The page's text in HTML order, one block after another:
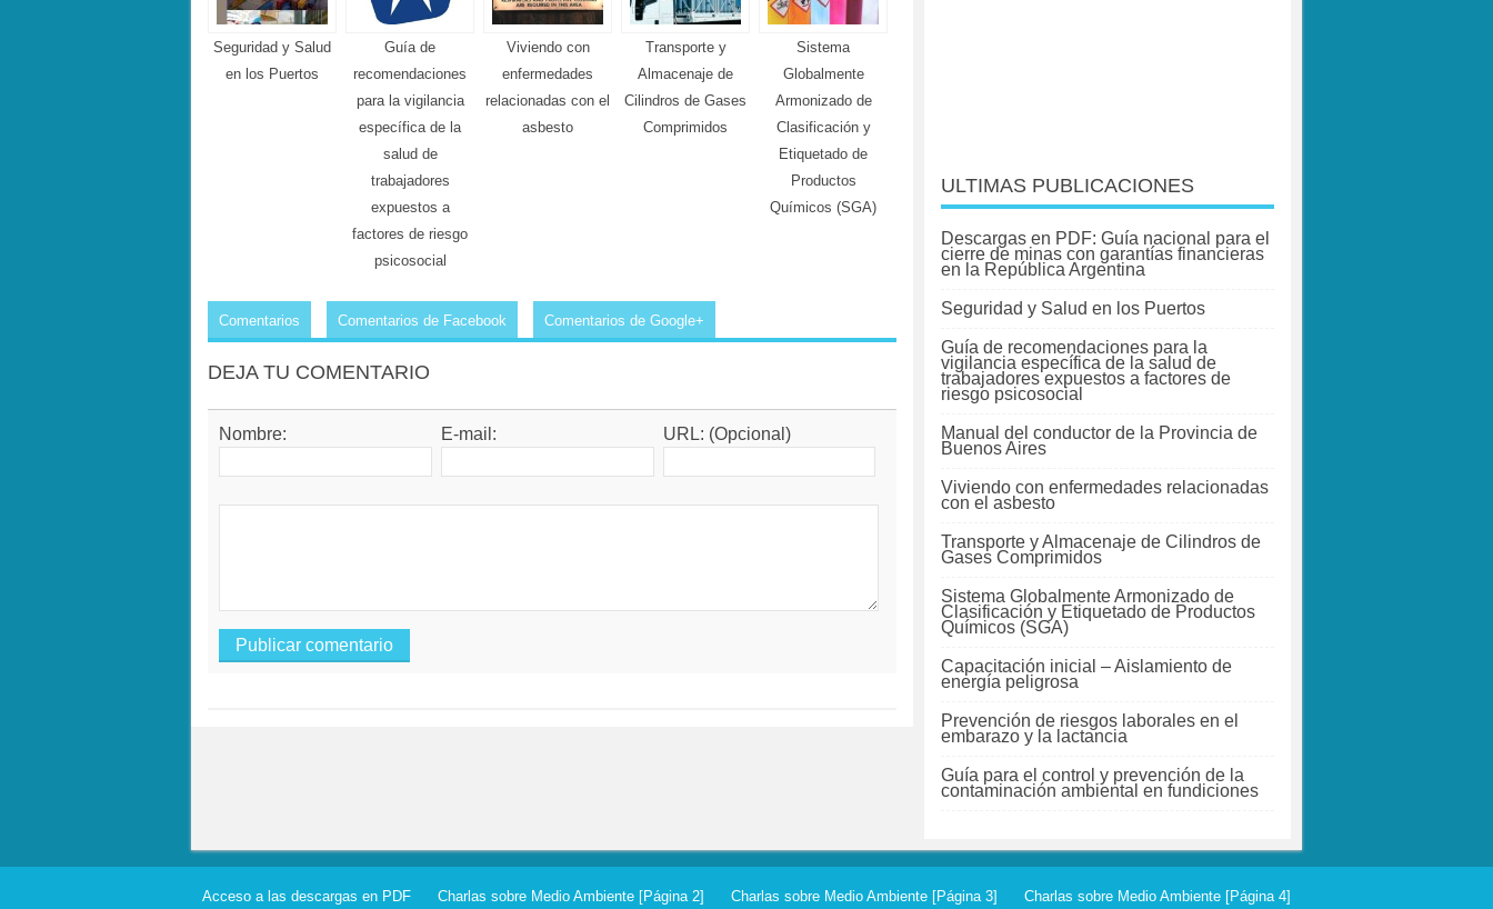
Seguridad y Salud
en los Puertos
Guía de
recomendaciones
para la vigilancia
específica de la
salud de
trabajadores
expuestos a
factores de riesgo
psicosocial
Viviendo con
enfermedades
relacionadas con el
asbesto
Transporte y
Almacenaje de
Cilindros de Gases
Comprimidos
Sistema
Globalmente
Armonizado de
Clasificación y
Etiquetado de
Productos
Químicos (SGA)
Comentarios Comentarios de Facebook Comentarios de Google+
DEJA TU COMENTARIO
Nombre: E-mail: URL: (Opcional)
ULTIMAS PUBLICACIONES
Descargas en PDF: Guía nacional para el
cierre de minas con garantías financieras
en la República Argentina
Seguridad y Salud en los Puertos
Guía de recomendaciones para la
vigilancia específica de la salud de
trabajadores expuestos a factores de
riesgo psicosocial
Manual del conductor de la Provincia de
Buenos Aires
Viviendo con enfermedades relacionadas
con el asbesto
Transporte y Almacenaje de Cilindros de
Gases Comprimidos
Sistema Globalmente Armonizado de
Clasificación y Etiquetado de Productos
Químicos (SGA)
Capacitación inicial – Aislamiento de
energía peligrosa
Prevención de riesgos laborales en el
embarazo y la lactancia
Guía para el control y prevención de la
contaminación ambiental en fundiciones
Acceso a las descargas en PDF Charlas sobre Medio Ambiente [Página 2] Charlas sobre Medio Ambiente [Página 3] Charlas sobre Medio Ambiente [Página 4]